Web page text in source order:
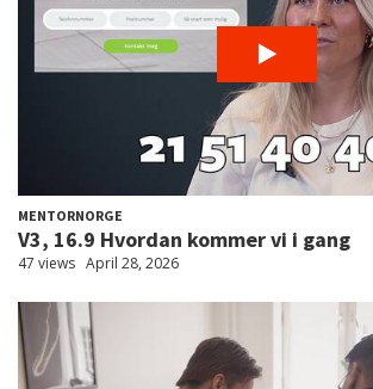
MENTORNORGE
V3, 16.9 Hvordan kommer vi i gang
47 views April 28, 2026